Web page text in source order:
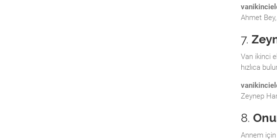
Ahmet
7.
Van ikinci
hızlıca
Zeynep
8.
Annem için